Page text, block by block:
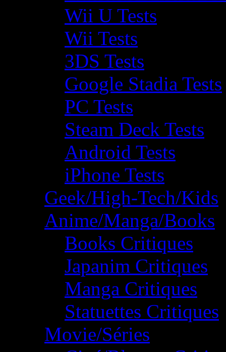
Wii U Tests
Wii Tests
3DS Tests
Google Stadia Tests
PC Tests
Steam Deck Tests
Android Tests
iPhone Tests
Geek/High-Tech/Kids
Anime/Manga/Books
Books Critiques
Japanim Critiques
Manga Critiques
Statuettes Critiques
Movie/Séries